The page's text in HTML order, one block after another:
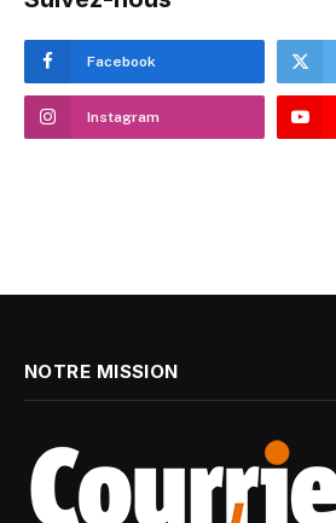
Facebook
Instagram
NOTRE MISSION